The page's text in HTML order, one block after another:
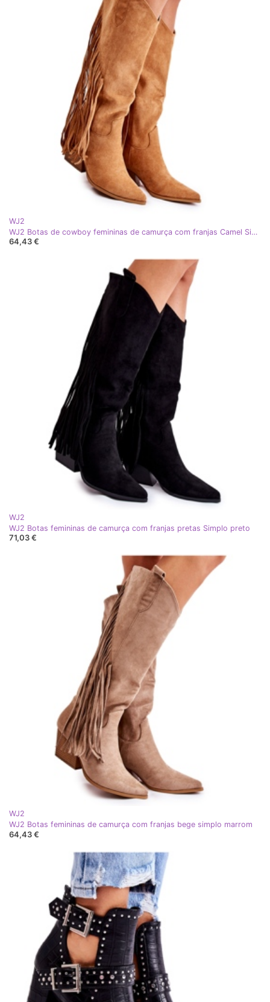
WJ2
WJ2 Botas de cowboy femininas de camurça com franjas Camel Simplo marrom
64,43 €
WJ2
WJ2 Botas femininas de camurça com franjas pretas Simplo preto
71,03 €
WJ2
WJ2 Botas femininas de camurça com franjas bege simplo marrom
64,43 €